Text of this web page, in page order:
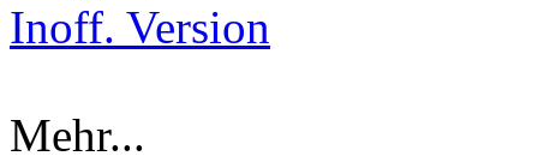
Inoff. Version
Mehr...